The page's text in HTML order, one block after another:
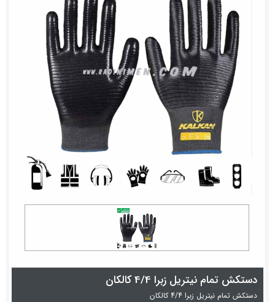
دستکش تمام نیتریل زبرا 4/4 کالکان
دستکش تمام نیتریل زبرا 4/4 کالکان